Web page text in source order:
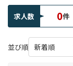
求人数 0件
並び順